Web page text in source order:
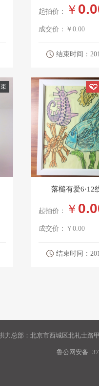
起拍价： ￥
成交价： ￥0.00
结束时间：
落槌有爱6·12
起拍价： ￥
成交价： ￥0.00
结束时间：
力总部：北京市西城区北礼士路
鲁公网安备